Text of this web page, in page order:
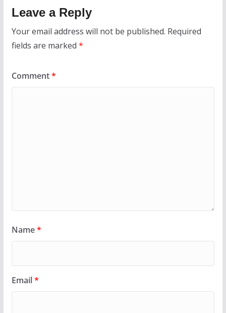
Leave a Reply
Your email address will not be published. Required
fields are marked *
Comment*
Name*
Email*